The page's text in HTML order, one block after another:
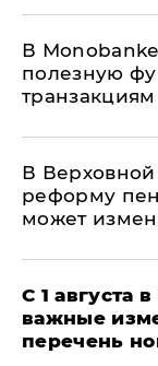
В
полезную
В Верховной
реформу
может
С 1 августа
важные
перечень